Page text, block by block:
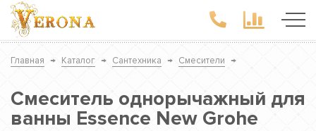
Главная → Каталог → Сантехника → Смесители →
Смеситель однорычажный для
ванны Essence New Grohe